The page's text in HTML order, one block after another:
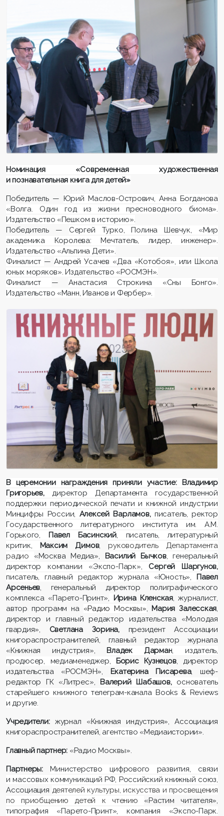
Номинация «Современная художественная
и познавательная книга для детей»
Победитель — Юрий Маслов-Острович, Анна Богданова
«Волга. Один год из жизни пресноводного биома».
Издательство «Пешком в историю».
Победитель — Сергей Турко, Полина Шевчук, «Мир
академика Королева: Мечтатель, лидер, инженер».
Издательство «Альпина Дети».
Финалист —Андрей Усачев «Два «Котобоя», или Школа
юных моряков». Издательство «РОСМЭН».
Финалист —Анастасия Строкина «Сны Бонго».
Издательство «Манн, Иванов и Фербер».
В церемонии награждения приняли участие: Владимир
Григорьев, директор Департамента государственной
поддержки периодической печати и книжной индустрии
Минцифры России, Алексей Варламов, писатель, ректор
Государственного литературного института им. А.М.
Горького, Павел Басинский, писатель, литературный
критик,
Максим Димов, руководитель Департамента
радио «Москва Медиа», Василий Бычков, генеральный
директор компании «Экспо-Парк», Сергей Шаргунов,
писатель, главный редактор журнала «Юность»,
Павел
Арсеньев, генеральный директор полиграфического
комплекса «Парето-Принт», Ирина Кленская, журналист,
автор программ на «Радио Москвы», Мария Залесская,
директор и главный редактор издательства «Молодая
гвардия», Светлана Зорина,президент Ассоциации
книгораспространителей, главный редактор журнала
«Книжная индустрия», Владек Дарман, издатель,
продюсер, медиаменеджер,
Борис Кузнецов, директор
издательства «РОСМЭН», Екатерина Писарева, шеф-
редактор ГК «Литрес», Валерий Шабашов, основатель
старейшего книжного телеграм-канала Books & Reviews
и другие.
Учредители:журнал «Книжная индустрия», Ассоциация
книгораспространителей, агентство «Медиаистории».
Главный партнер: «Радио Москвы».
Партнеры:Министерство цифрового развития, связи
и массовых коммуникаций РФ, Российский книжный союз,
Ассоциация деятелей культуры, искусства и просвещения
по приобщению детей к чтению «Растим читателя»,
типография «Парето-Принт», компания «Экспо-Парк.